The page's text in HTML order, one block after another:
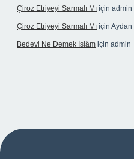
Çiroz Etriyeyi Sarmalı Mı için admin
Çiroz Etriyeyi Sarmalı Mı için Aydan
Bedevi Ne Demek Islâm için admin